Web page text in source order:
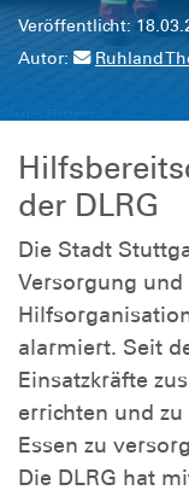
Veröffentlicht:
Autor:
Ruhland
der DLRG
Die Stadt
Versorgung
alarmiert. Seit
Einsatzkräfte
errichten und
Essen zu
Die DLRG hat